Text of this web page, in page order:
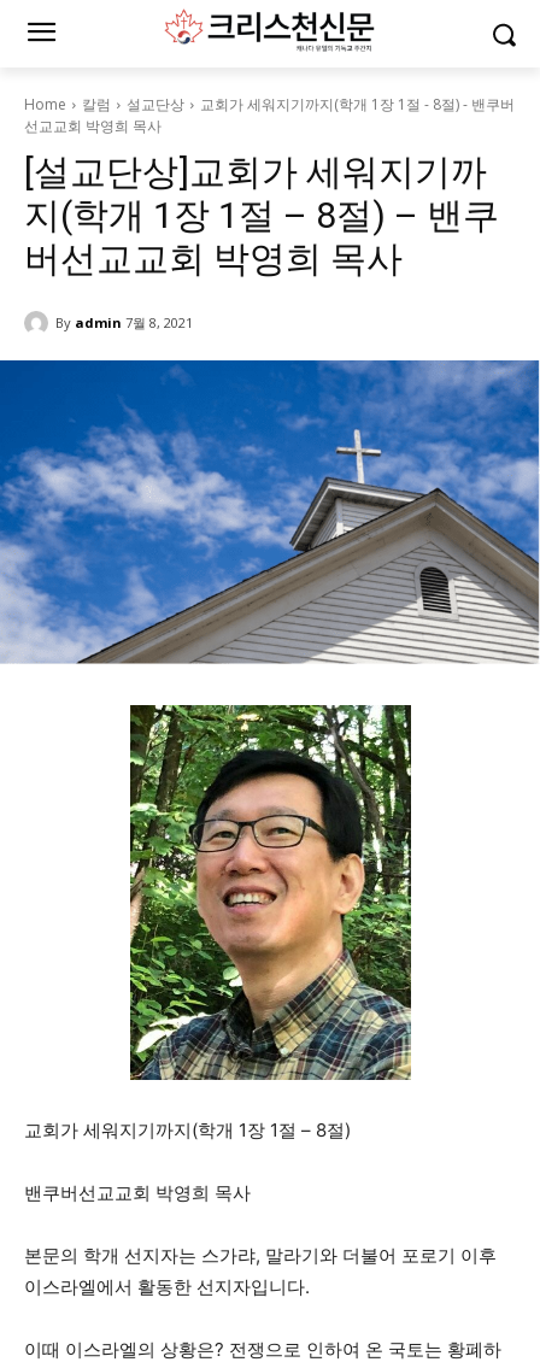
Home 칼럼 설교단상
교회가 세워지기까지(학개 1장 1절 - 8절) - 밴쿠버
선교교회 박영희 목사
[설교단상]교회가 세워지기까
지(학개 1장 1절 – 8절) – 밴쿠
버선교교회 박영희 목사
By admin 7월 8, 2021
교회가 세워지기까지(학개 1장 1절 – 8절)
밴쿠버선교교회 박영희 목사
본문의 학개 선지자는 스가랴, 말라기와 더불어 포로기 이후
이스라엘에서 활동한 선지자입니다.
이때 이스라엘의 상황은? 전쟁으로 인하여 온 국토는 황폐하